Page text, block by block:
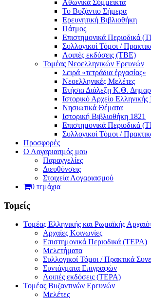
Αθωνικά Σύμμεικτα
Το Βυζάντιο Σήμερα
Ερευνητική Βιβλιοθήκη
Πάτμος
Επιστημονικά Περιοδικά
Συλλογικοί Τόμοι /
Λοιπές εκδόσεις (ΤΒΕ)
Τομέας Νεοελληνικών Ερευνών
Σειρά «τετράδια ἐργασίας»
Νεοελληνικές Μελέτες
Eτήσια Διάλεξη K.Θ.
Ιστορικό Αρχείο Ελληνικής
Νησιωτικά Θέματα
Ιστορική Βιβλιοθήκη 1821
Επιστημονικά Περιοδικά
Συλλογικοί Τόμοι /
Προσφορές
Ο Λογαριασμός μου
Παραγγελίες
Διευθύνσεις
Στοιχεία Λογαριασμού
0 τεμάχια
Τομείς
Τομέας Ελληνικής και Ρωμαϊκής
Αρχαίες Κοινωνίες
Επιστημονικά Περιοδικά (ΤΕΡΑ)
Μελετήματα
Συλλογικοί Τόμοι / Πρακτικά
Συντάγματα Επιγραφών
Λοιπές εκδόσεις (ΤΕΡΑ)
Τομέας Βυζαντινών Ερευνών
Μελέτες